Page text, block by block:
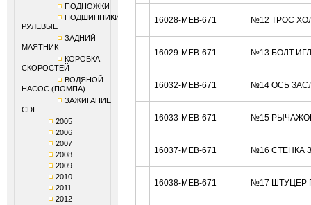
ПОДНОЖКИ
ПОДШИПНИКИ
РУЛЕВЫЕ
ЗАДНИЙ
МАЯТНИК
КОРОБКА
СКОРОСТЕЙ
ВОДЯНОЙ
НАСОС (ПОМПА)
ЗАЖИГАНИЕ
CDI
2005
2006
2007
2008
2009
2010
2011
2012
16028-MEB-671 №12 ТРОС
16029-MEB-671 №13 БОЛТ
16032-MEB-671 №14 ОСЬ
16033-MEB-671 №15 РЫЧАЖОК
16037-MEB-671 №16 СТЕНКА
16038-MEB-671 №17 ШТУЦЕР